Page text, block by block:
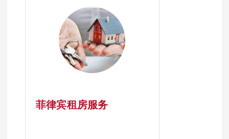
菲律宾租房服务